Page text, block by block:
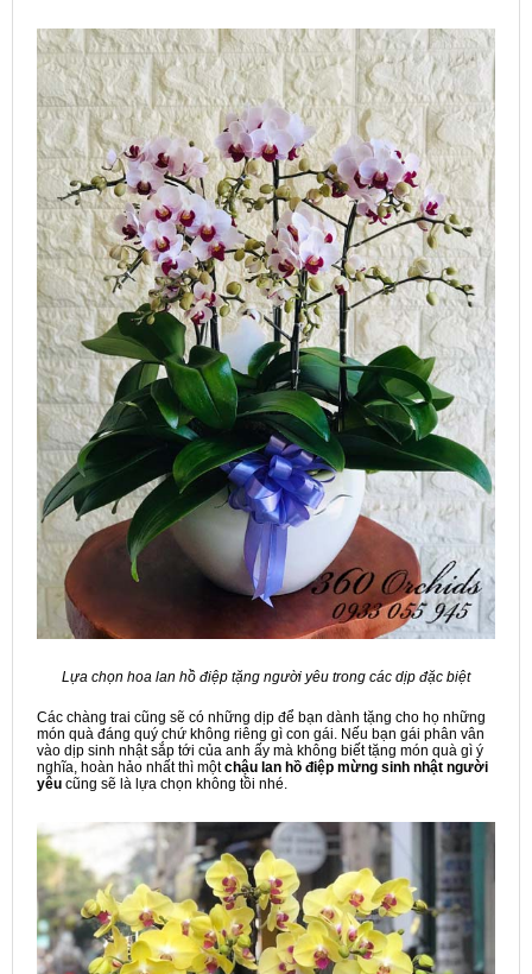
Lựa chọn hoa lan hồ điệp tặng người yêu trong các dịp đặc biệt
Các chàng trai cũng sẽ có những dịp để bạn dành tặng cho họ những
món quà đáng quý chứ không riêng gì con gái. Nếu bạn gái phân vân
vào dịp sinh nhật sắp tới của anh ấy mà không biết tặng món quà gì ý
nghĩa, hoàn hảo nhất thì mộtchậu lan hồ điệp mừng sinh nhật người
yêu cũng sẽ là lựa chọn không tồi nhé.